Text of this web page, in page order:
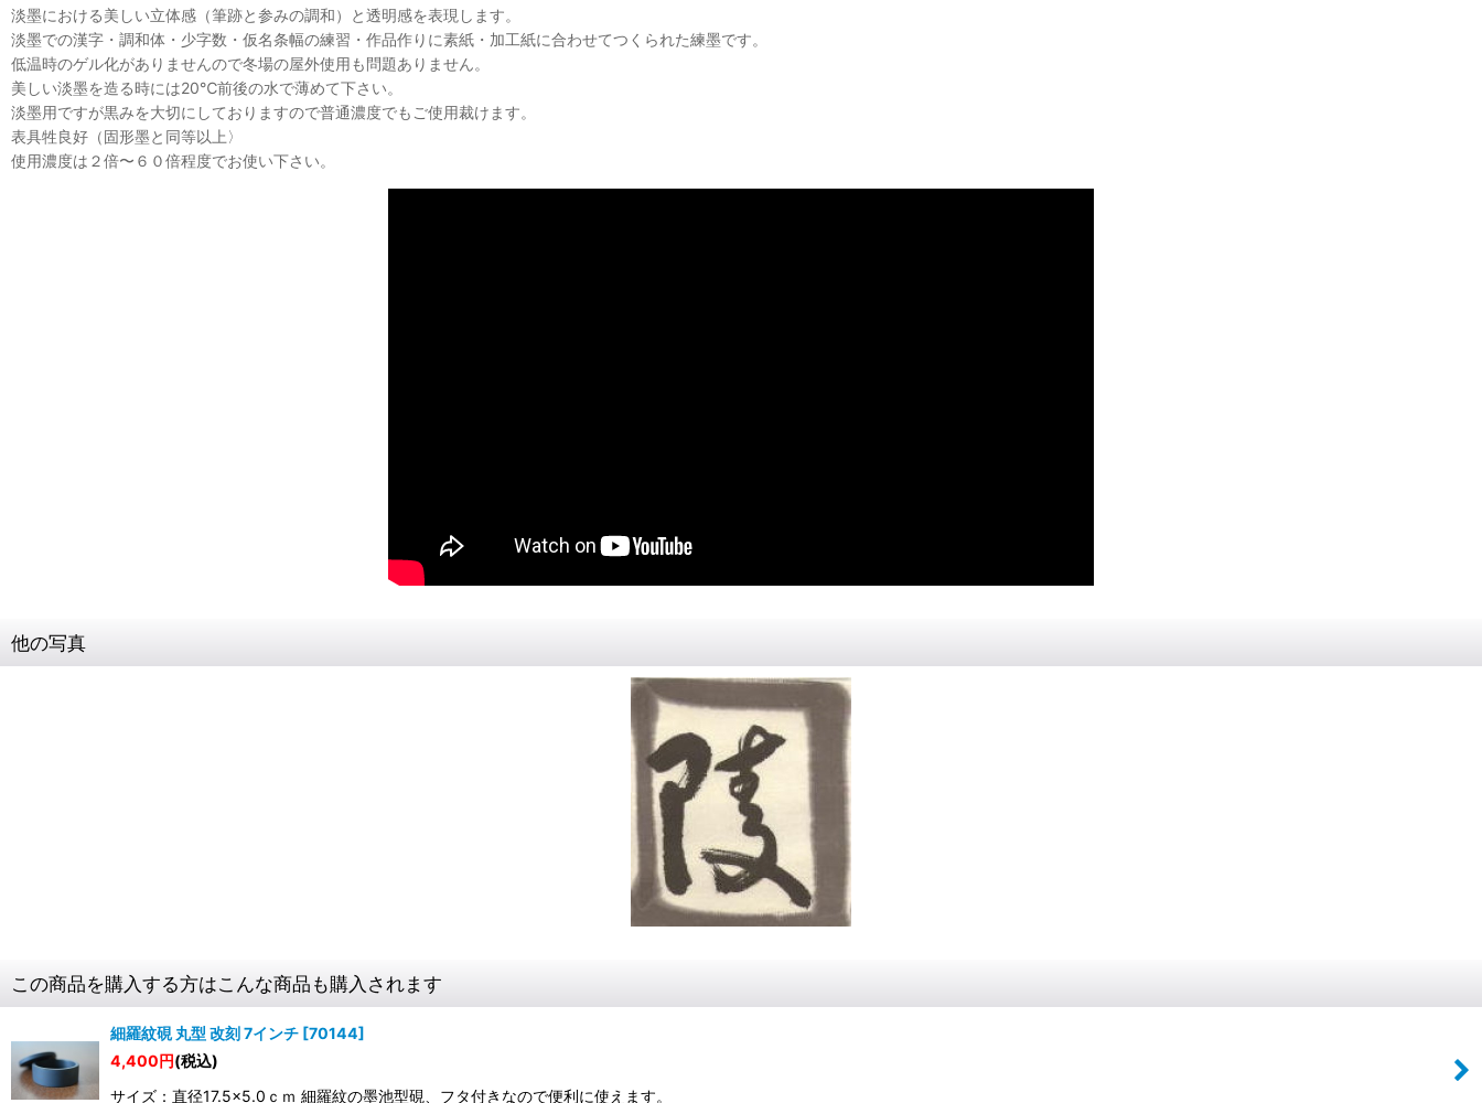
淡墨における美しい立体感（筆跡と参みの調和）と透明感を表現します。
淡墨での漢字・調和体・少字数・仮名条幅の練習・作品作りに素紙・加工紙に合わせてつくられた練墨です。
低温時のゲル化がありませんので冬場の屋外使用も問題ありません。
美しい淡墨を造る時には20℃前後の水で薄めて下さい。
淡墨用ですが黒みを大切にしておりますので普通濃度でもご使用裁けます。
表具牲良好（固形墨と同等以上〉
使用濃度は２倍〜６０倍程度でお使い下さい。
他の写真
この商品を購入する方はこんな商品も購入されます
細羅紋硯 丸型 改刻 7インチ [70144]
4,400円(税込)
サイズ：直径17.5×5.0ｃｍ 細羅紋の墨池型硯、フタ付きなので便利に使えます。